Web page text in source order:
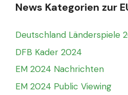
News Kategorien zur
Deutschland Länderspiele
DFB Kader 2024
EM 2024 Nachrichten
EM 2024 Public Viewing